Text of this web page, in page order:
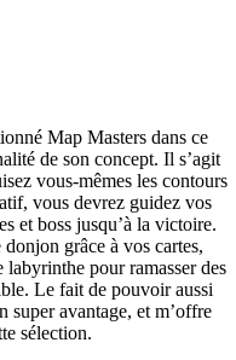
Map Masters dans ce
de son concept. Il s’agit
vous-mêmes les contours
vous devrez guidez vos
et boss jusqu’à la victoire.
grâce à vos cartes,
pour ramasser des
Le fait de pouvoir aussi
super avantage, et m’offre
sélection.